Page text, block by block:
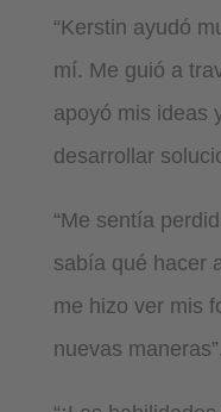
“Kerstin ayudó
mí. Me guió a
apoyó mis ideas
desarrollar
“Me sentía
sabía qué hacer
me hizo ver mis
nuevas maneras”.